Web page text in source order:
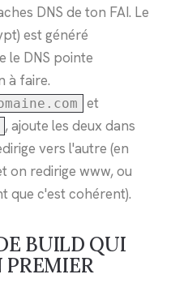
DNS de ton FAI. Le
est généré
le DNS pointe
à faire.
et
, ajoute les deux dans
vers l'autre (en
on redirige www, ou
que c'est cohérent).
BUILD QUI